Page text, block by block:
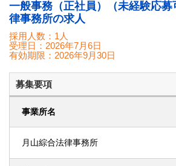
一般事務（正社員）（未経験応
律事務所の求人
採用人数：1人
受理日： 2026年7月6日
有効期限： 2026年9月30日
募集要項
事業所名
月山綜合法律事務所